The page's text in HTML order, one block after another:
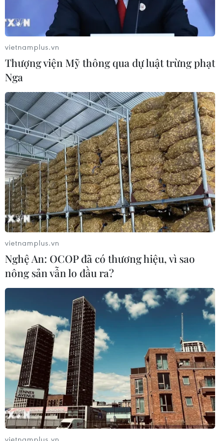
30/07/2026 03:59
Pin xe điện - lời giải của bài toán
nguồn điện cho AI
30/07/2026 01:35
Kia đầu tư 649 triệu USD sản xuất ôtô
điện tại Mexico
29/07/2026 23:45
Động đất tại Kumamoto làm đình trệ
chuỗi cung ứng bán dẫn và ôtô Nhật
Bản
Triệu hồi để kiểm tra sản phẩm xe
môtô Honda CB1000 Hornet
Nhà sản xuất ôtô Porsche cắt giảm
thêm 5.000 việc làm
27/07/2026 14:48
Trung Quốc đẩy mạnh chiến lược
"toàn chuỗi" trong xuất khẩu xe năng
vietnamplus.vn
Thượng viện Mỹ thông qua dự luật trừng phạt
Nga
vietnamplus.vn
Nghệ An: OCOP đã có thương hiệu, vì sao
nông sản vẫn lo đầu ra?
vietnamplus.vn